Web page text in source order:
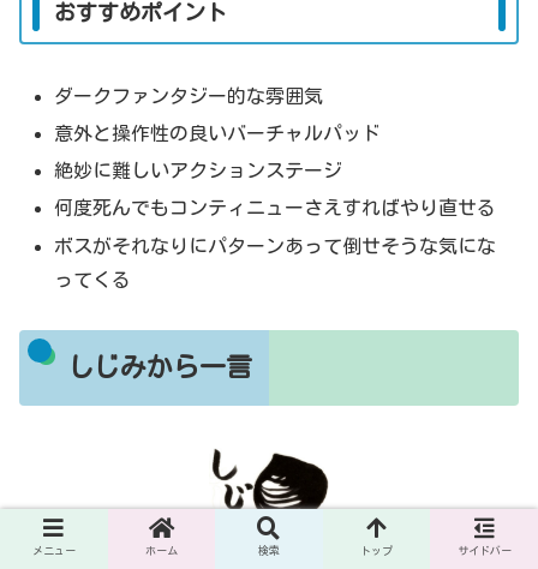
おすすめポイント
ダークファンタジー的な雰囲気
意外と操作性の良いバーチャルパッド
絶妙に難しいアクションステージ
何度死んでもコンティニューさえすればやり直せる
ボスがそれなりにパターンあって倒せそうな気にな
ってくる
しじみから一言
メガドライブとかにありそうな感じだね、これｗこの感じ
メニュー ホーム 検索 トップ サイドバー